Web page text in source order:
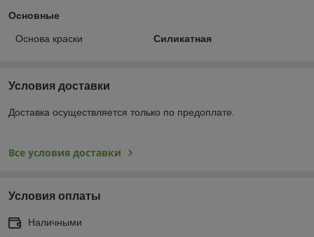
Основные
Основа краски Силикатная
Условия доставки
Доставка осуществляется только по предоплате.
Все условия доставки
Условия оплаты
Наличными